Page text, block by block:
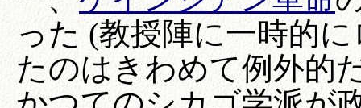
った (教授陣に一時的
たのはきわめて例外的